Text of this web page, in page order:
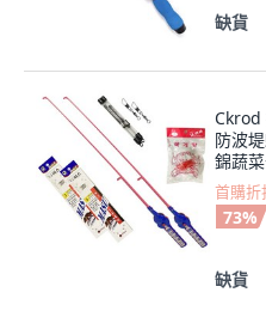
缺貨
Ckrod
防波
錦蔬
首購折
73%
缺貨